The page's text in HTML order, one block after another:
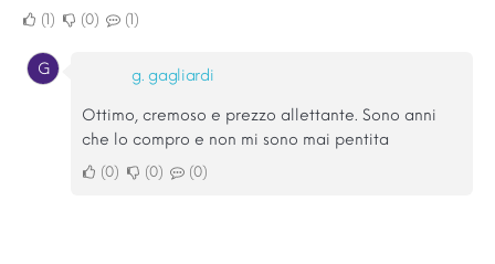
1 0 1
G g. gagliardi
Ottimo, cremoso e prezzo allettante. Sono anni
che lo compro e non mi sono mai pentita
0 0 0